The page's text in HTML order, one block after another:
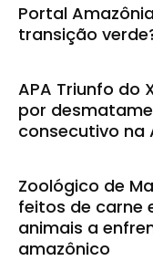
Portal
transição
APA Triunfo do
por
consecutivo na
Zoológico de
feitos de carne
animais a
amazônico